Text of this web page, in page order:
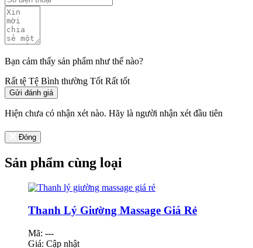
Bạn cảm thấy sản phẩm như thế nào?
Rất tệ Tệ Bình thường Tốt Rất tốt
Gửi đánh giá
Hiện chưa có nhận xét nào. Hãy là người nhận xét đầu tiên
Đóng
Sản phẩm cùng loại
Thanh Lý Giường Massage Giá Rẻ
Mã: ---
Giá: Cập nhật